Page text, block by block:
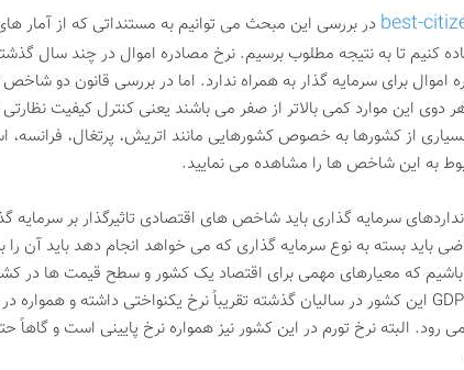
best- در بررسی این مبحث می توانیم به مستنداتی که از آمار
اموال برای سرمایه گذار به همراه ندارد. اما در بررسی قانون دو
از کشورها به خصوص کشورهایی مانند اتریش، پرتغال، فرانسه،
به این شاخص ها را مشاهده می نمایید.
سرمایه گذاری باید شاخص های اقتصادی تاثیرگذار بر سرمایه
باید بسته به نوع سرمایه گذاری که می خواهد انجام دهد باید آن را
که معیارهای مهمی برای اقتصاد یک کشور و سطح قیمت ها در
رود. البته نرخ تورم در این کشور نیز همواره نرخ پایینی است و گاهاً